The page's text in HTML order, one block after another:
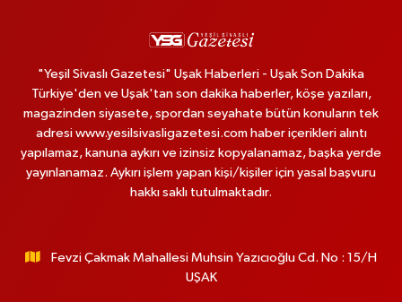
"Yeşil Sivaslı Gazetesi" Uşak Haberleri - Uşak Son Dakika
Türkiye'den ve Uşak'tan son dakika haberler, köşe yazıları,
magazinden siyasete, spordan seyahate bütün konuların tek
adresi www.yesilsivasligazetesi.com haber içerikleri alıntı
yapılamaz, kanuna aykırı ve izinsiz kopyalanamaz, başka yerde
yayınlanamaz. Aykırı işlem yapan kişi/kişiler için yasal başvuru
hakkı saklı tutulmaktadır.
Fevzi Çakmak Mahallesi Muhsin Yazıcıoğlu Cd. No : 15/H
UŞAK